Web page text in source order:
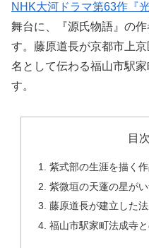
NHK大河ドラマ第63作『光
舞台に、『源氏物語』の
す。藤原道長が京都市上
名として伝わる福山市駅
す。
目次
紫式部の生涯を描く作
紫微垣の天蓬の星が
藤原道長が建立した
福山市駅家町法成寺